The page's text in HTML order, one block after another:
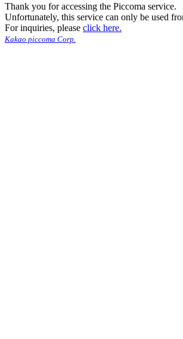
Thank you for accessing the Piccoma service.
Unfortunately, this service can only be used
For inquiries, please click here.
Kakao piccoma Corp.